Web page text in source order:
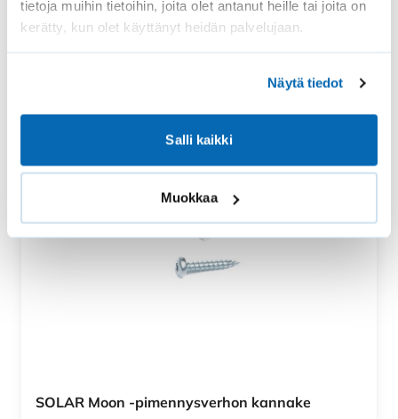
tietoja muihin tietoihin, joita olet antanut heille tai joita on
kerätty, kun olet käyttänyt heidän palvelujaan.
Näytä tiedot
Salli kaikki
Muokkaa
SOLAR Moon -pimennysverhon kannake